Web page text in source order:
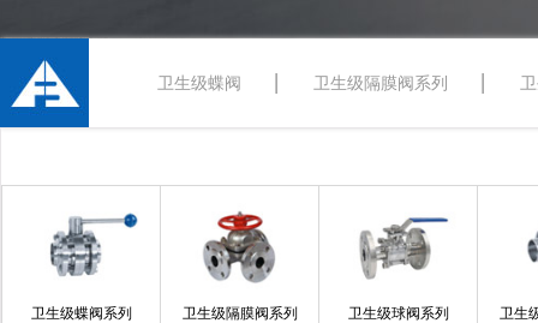
卫生级蝶阀 卫生级隔膜阀系列
卫生级蝶阀系列 卫生级隔膜阀系列 卫生级球阀系列 卫生